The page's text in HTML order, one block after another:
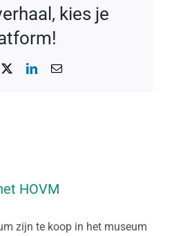
kies je
LinkedIn
E-
HOVM
zijn te koop in het museum